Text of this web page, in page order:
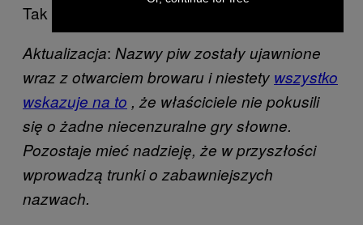
Tak trzymać, Dildo. Tak trzymać.
Aktualizacja: Nazwy piw zostały ujawnione
wraz z otwarciem browaru i niestety wszystko
wskazuje na to , że właściciele nie pokusili
się o żadne niecenzuralne gry słowne.
Pozostaje mieć nadzieję, że w przyszłości
wprowadzą trunki o zabawniejszych
nazwach.